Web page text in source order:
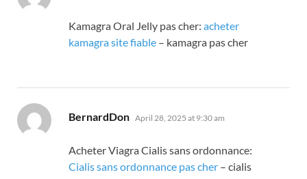
Kamagra Oral Jelly pas cher: acheter
kamagra site fiable – kamagra pas cher
BernardDon says:
April 28, 2025 at 9:30 am
Acheter Viagra Cialis sans ordonnance:
Cialis sans ordonnance pas cher – cialis